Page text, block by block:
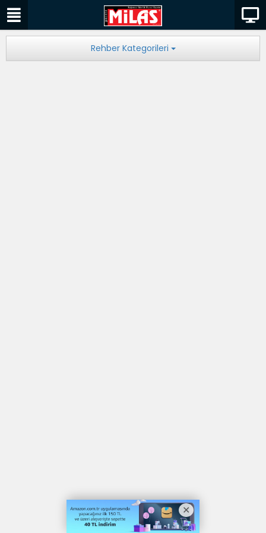
Rehber Kategorileri